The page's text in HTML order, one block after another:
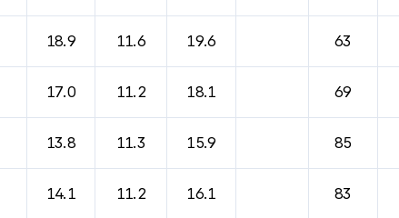
18.9 11.6 19.6 63
17.0 11.2 18.1 69
13.8 11.3 15.9 85
14.1 11.2 16.1 83